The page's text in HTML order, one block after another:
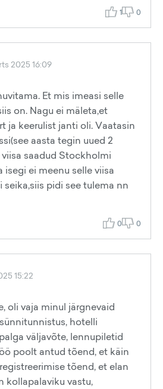
1 0
2025 16:09
Et mis imeasi selle
on. Nagu ei mäleta,et
ja keerulist janti oli. Vaatasin
aasta tegin uued 2
viisa saadud Stockholmi
isegi ei meenu selle viisa
pidi see tulema nn
0 0
15:22
oli vaja minul järgnevaid
hotelli
väljavõte, lennupiletid
poolt antud tõend, et käin
tõend, et elan
kollapalaviku vastu,